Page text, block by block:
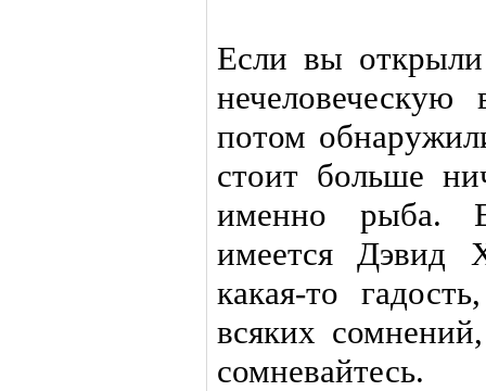
Если вы
потом
стоит больше
именно рыба.
имеется Дэвид
какая-то
всяких
сомневайтесь.